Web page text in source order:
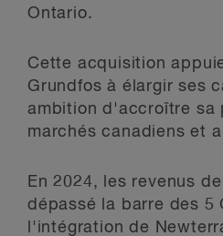
Ontario.
Cette acquisition
Grundfos à élargir ses
ambition d'accroître sa
marchés canadiens et
En 2024, les revenus
dépassé la barre des 5
l'intégration de